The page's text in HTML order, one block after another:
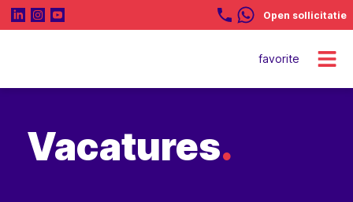
Open sollicitatie
favorite
Vacatures.